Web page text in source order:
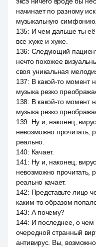
начинает по разному
музыкальную симфонию.
135: И чем дальше ты её
все хуже и хуже.
136: Следующий
нечто похожее
своя уникальная
137: В какой-то момент
музыка резко
138: В какой-то момент
музыка резко
139: Ну и, наконец,
невозможно прочитать,
реально.
140: Качает.
141 : Ну и, наконец,
невозможно прочитать,
реально качает.
142: Представьте лицо
каким-то образом
143: А почему?
144: И последнее, о чем
очередной странный
антивирус. Вы,